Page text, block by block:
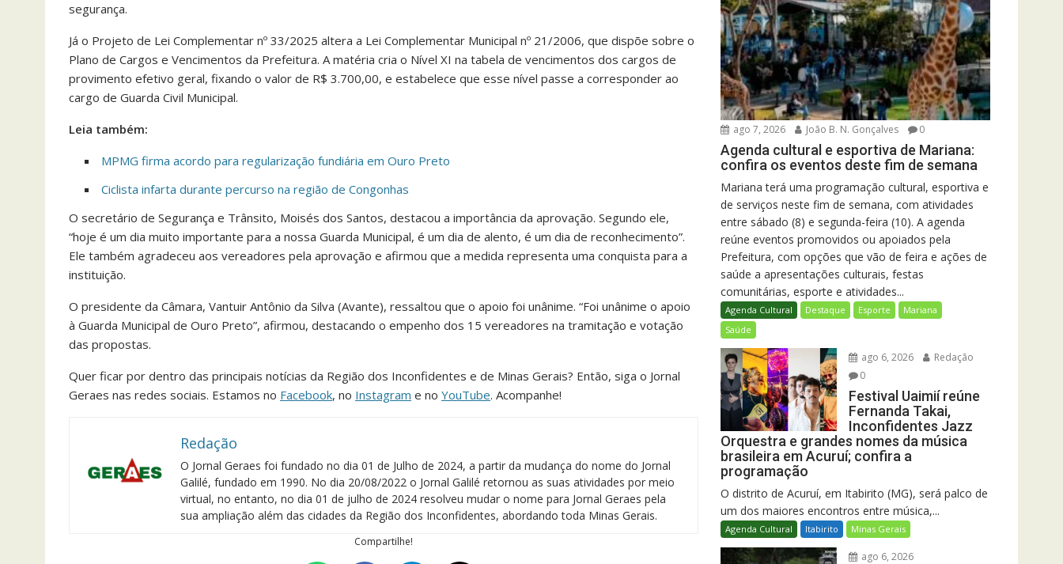
segurança.
Já o Projeto de Lei Complementar nº 33/2025 altera a Lei Complementar Municipal nº 21/2006, que dispõe sobre o
Plano de Cargos e Vencimentos da Prefeitura. A matéria cria o Nível XI na tabela de vencimentos dos cargos de
provimento efetivo geral, fixando o valor de R$ 3.700,00, e estabelece que esse nível passe a corresponder ao
cargo de Guarda Civil Municipal.
Leia também:
MPMG firma acordo para regularização fundiária em Ouro Preto
Ciclista infarta durante percurso na região de Congonhas
O secretário de Segurança e Trânsito, Moisés dos Santos, destacou a importância da aprovação. Segundo ele,
“hoje é um dia muito importante para a nossa Guarda Municipal, é um dia de alento, é um dia de reconhecimento”.
Ele também agradeceu aos vereadores pela aprovação e afirmou que a medida representa uma conquista para a
instituição.
O presidente da Câmara, Vantuir Antônio da Silva (Avante), ressaltou que o apoio foi unânime. “Foi unânime o apoio
à Guarda Municipal de Ouro Preto”, afirmou, destacando o empenho dos 15 vereadores na tramitação e votação
das propostas.
Quer ficar por dentro das principais notícias da Região dos Inconfidentes e de Minas Gerais? Então, siga o Jornal
Geraes nas redes sociais. Estamos no Facebook, no Instagram e no YouTube. Acompanhe!
Redação
O Jornal Geraes foi fundado no dia 01 de Julho de 2024, a partir da mudança do nome do Jornal
Galilé, fundado em 1990. No dia 20/08/2022 o Jornal Galilé retornou as suas atividades por meio
virtual, no entanto, no dia 01 de julho de 2024 resolveu mudar o nome para Jornal Geraes pela
sua ampliação além das cidades da Região dos Inconfidentes, abordando toda Minas Gerais.
Compartilhe!
ago 7, 2026 João B. N. Gonçalves 0
Agenda cultural e esportiva de Mariana:
confira os eventos deste fim de semana
Mariana terá uma programação cultural, esportiva e
de serviços neste fim de semana, com atividades
entre sábado (8) e segunda-feira (10). A agenda
reúne eventos promovidos ou apoiados pela
Prefeitura, com opções que vão de feira e ações de
saúde a apresentações culturais, festas
comunitárias, esporte e atividades...
Agenda Cultural Destaque Esporte
Mariana
Saúde
ago 6, 2026
Redação
0
Festival Uaimií reúne
Fernanda Takai,
Inconfidentes Jazz
Orquestra e grandes nomes da música
brasileira em Acuruí; confira a
programação
O distrito de Acuruí, em Itabirito (MG), será palco de
um dos maiores encontros entre música,...
Agenda Cultural Itabirito Minas Gerais
ago 6, 2026